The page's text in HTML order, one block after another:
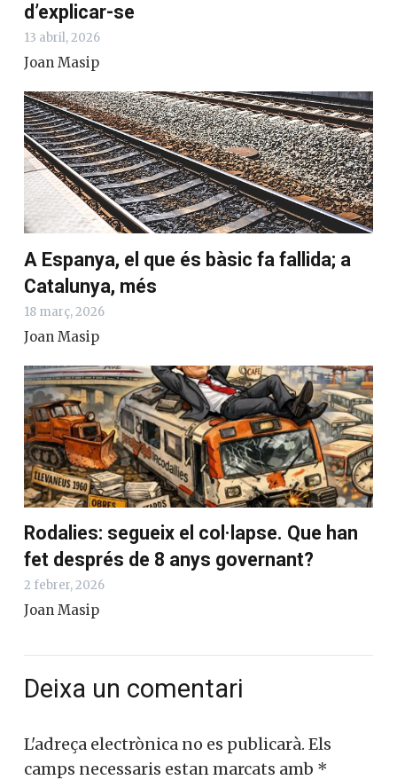
d’explicar-se
13 abril, 2026
Joan Masip
A Espanya, el que és bàsic fa fallida; a
Catalunya, més
18 març, 2026
Joan Masip
Rodalies: segueix el col·lapse. Que han
fet després de 8 anys governant?
2 febrer, 2026
Joan Masip
Deixa un comentari
L'adreça electrònica no es publicarà. Els
camps necessaris estan marcats amb *